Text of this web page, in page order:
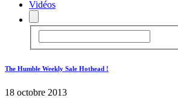
Vidéos
The Humble Weekly Sale Hothead !
18 octobre 2013